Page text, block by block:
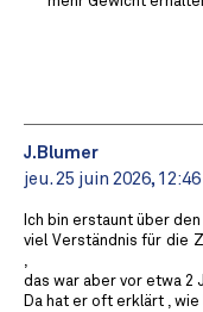
J.Blumer
jeu. 25 juin 2026, 12:46
Ich bin erstaunt über
viel Verständnis für die
,
das war aber vor etwa 2
Da hat er oft erklärt ,